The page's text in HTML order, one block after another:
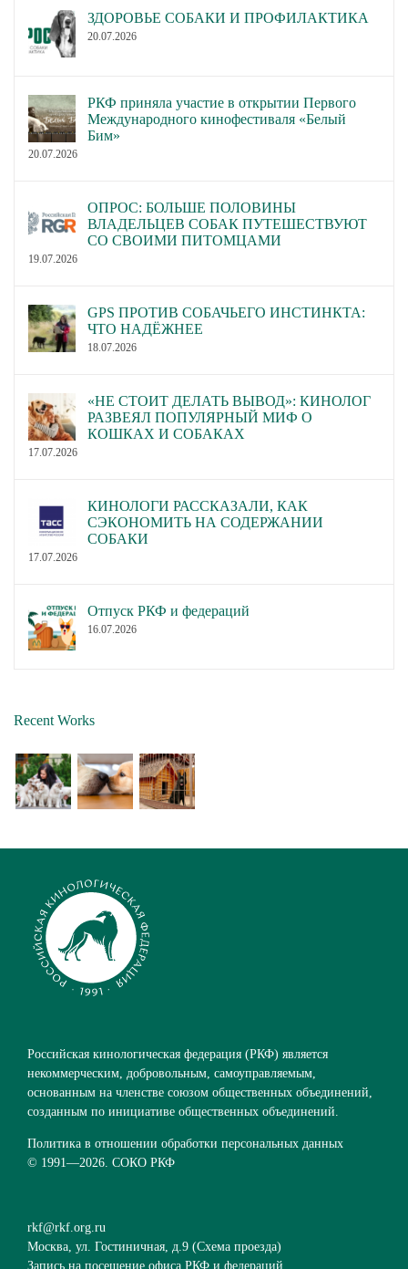
ЗДОРОВЬЕ СОБАКИ И ПРОФИЛАКТИКА
20.07.2026
РКФ приняла участие в открытии Первого
Международного кинофестиваля «Белый
Бим»
20.07.2026
ОПРОС: БОЛЬШЕ ПОЛОВИНЫ
ВЛАДЕЛЬЦЕВ СОБАК ПУТЕШЕСТВУЮТ
СО СВОИМИ ПИТОМЦАМИ
19.07.2026
GPS ПРОТИВ СОБАЧЬЕГО ИНСТИНКТА:
ЧТО НАДЁЖНЕЕ
18.07.2026
«НЕ СТОИТ ДЕЛАТЬ ВЫВОД»: КИНОЛОГ
РАЗВЕЯЛ ПОПУЛЯРНЫЙ МИФ О
КОШКАХ И СОБАКАХ
17.07.2026
КИНОЛОГИ РАССКАЗАЛИ, КАК
СЭКОНОМИТЬ НА СОДЕРЖАНИИ
СОБАКИ
17.07.2026
Отпуск РКФ и федераций
16.07.2026
Recent Works
Российская кинологическая федерация (РКФ) является
некоммерческим, добровольным, самоуправляемым,
основанным на членстве союзом общественных объединений,
созданным по инициативе общественных объединений.
Политика в отношении обработки персональных данных
© 1991—2026. СОКО РКФ
rkf@rkf.org.ru
Москва, ул. Гостиничная, д.9 (Схема проезда)
Запись на посещение офиса РКФ и федераций